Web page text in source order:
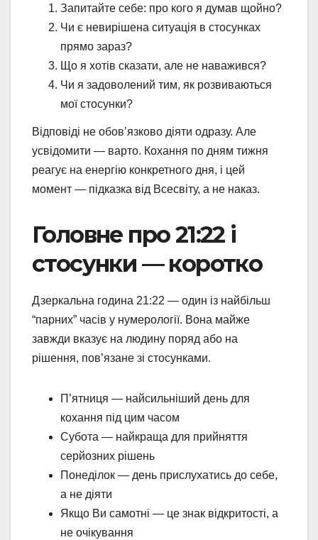
Запитайте себе: про кого я думав щойно?
Чи є невирішена ситуація в стосунках
прямо зараз?
Що я хотів сказати, але не наважився?
Чи я задоволений тим, як розвиваються
мої стосунки?
Відповіді не обов’язково діяти одразу. Але
усвідомити — варто. Кохання по дням тижня
реагує на енергію конкретного дня, і цей
момент — підказка від Всесвіту, а не наказ.
Головне про 21:22 і
стосунки — коротко
Дзеркальна година 21:22 — один із найбільш
“парних” часів у нумерології. Вона майже
завжди вказує на людину поряд або на
рішення, пов’язане зі стосунками.
П’ятниця — найсильніший день для
кохання під цим часом
Субота — найкраща для прийняття
серйозних рішень
Понеділок — день прислухатись до себе,
а не діяти
Якщо Ви самотні — це знак відкритості, а
не очікування